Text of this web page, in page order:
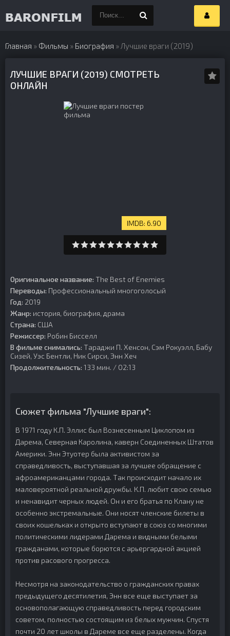
Главная » Фильмы » Биография » Лучшие враги (2019)
ЛУЧШИЕ ВРАГИ (2019) СМОТРЕТЬ
ОНЛАЙН
6.90
Оригинальное название: The Best of Enemies
Переводы: Профессиональный многоголосый
Год: 2019
Жанр: история, биография, драма
Страна: США
Режиссер: Робин Бисселл
В фильме снимались: Тараджи П. Хенсон, Сэм Рокуэлл, Бабу
Сизей, Уэс Бентли, Ник Сирси, Энн Хеч
Продолжительность: 133 мин. / 02:13
Сюжет фильма "Лучшие враги":
В 1971 году К.П. Эллис был Вознесенным Циклопом из
Дарема, Северная Каролина, каверн Соединенных Штатов
Америки. Энн Этуотер была активистом за
справедливость, выступавшая за лучшее обращение с
афроамериканцами города. Так происходит начало их
маловероятной реальной дружбы. К.П. любит свою семью
и ненавидит черных людей. Он и его братья по Клану не
особенно экстремальные. Они носят членские билеты в
своих кошельках и открыто вступают в союз со многими
политическими лидерами Дарема и видными белыми
гражданами, которые борются с арьергардной акцией
против расового прогресса.
Несмотря на законодательство о гражданских правах
предыдущего десятилетия, Энн все еще выступает за
основополагающую справедливость перед городским
советом, полностью состоящим из белых мужчин. Спустя
почти 20 лет школы в Дареме все еще разделены. Когда